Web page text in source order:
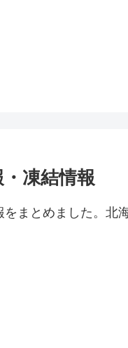
凍結情報
まとめました。北